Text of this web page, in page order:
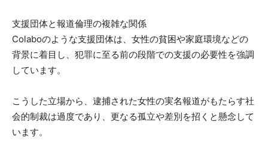
支援団体と報道倫理の複雑な関係
Colaboのような支援団体は、女性の貧困や家庭環境などの
背景に着目し、犯罪に至る前の段階での支援の必要性を強調
しています。
こうした立場から、逮捕された女性の実名報道がもたらす社
会的制裁は過度であり、更なる孤立や差別を招くと懸念して
います。